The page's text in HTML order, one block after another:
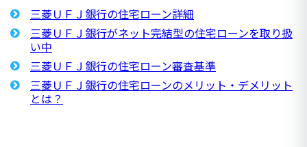
三菱ＵＦＪ銀行の住宅ローン詳細
三菱ＵＦＪ銀行がネット完結型の住宅ローンを取り扱
い中
三菱ＵＦＪ銀行の住宅ローン審査基準
三菱ＵＦＪ銀行の住宅ローンのメリット・デメリット
とは？